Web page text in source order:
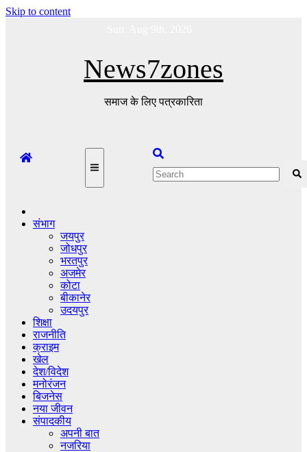
Skip to content
News7zones
समाज के लिए पत्रकारिता
संभाग
जयपुर
जोधपुर
भरतपुर
अजमेर
कोटा
बीकानेर
उदयपुर
शिक्षा
राजनीति
क्राइम
खेल
देश/विदेश
मनोरंजन
बिजनेस
नया जीवन
संपादकीय
अपनी बात
नजरिया